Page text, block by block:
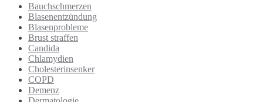
Bauchschmerzen
Blasenentzündung
Blasenprobleme
Brust straffen
Candida
Chlamydien
Cholesterinsenker
COPD
Demenz